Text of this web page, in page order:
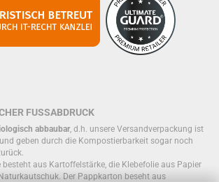
FUSSABDRUCK
abbaubar, d.h. unsere Versandverpackung ist
und geben durch die Kompostierbarkeit sogar noch
aus Kartoffelstärke, die Klebefolie aus Papier
Der Pappkarton beseht aus